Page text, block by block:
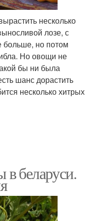
несколько
лозе, с
больше, но потом
Но овощи не
бы ни была
шанс дорастить
несколько хитрых
беларуси.